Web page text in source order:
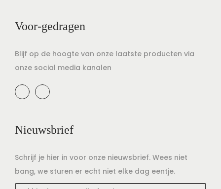
Voor-gedragen
Blijf op de hoogte van onze laatste producten via
onze social media kanalen
Nieuwsbrief
Schrijf je hier in voor onze nieuwsbrief. Wees niet
bang, we sturen er echt niet elke dag eentje.